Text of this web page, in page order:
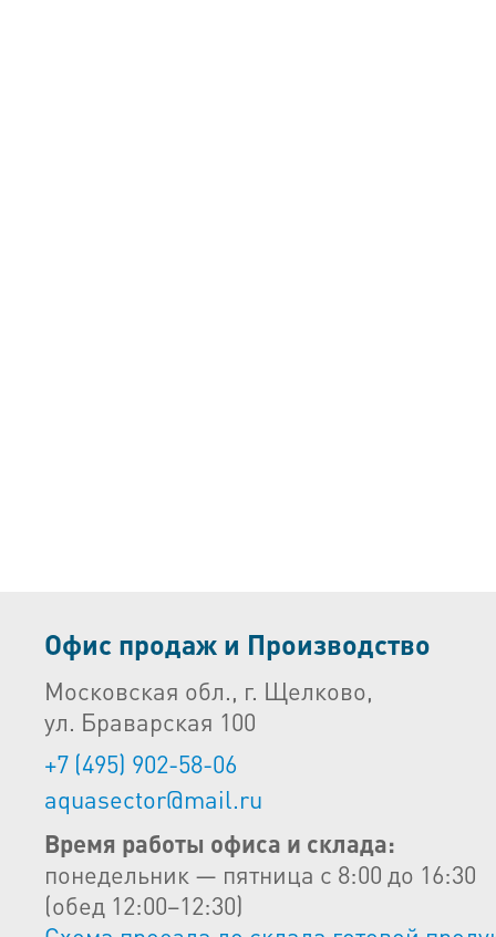
Офис продаж и Производство
Московская обл., г. Щелково,
ул. Браварская 100
+7 (495) 902-58-06
aquasector@mail.ru
Время работы офиса и склада:
понедельник — пятница с 8:00 до 16:30
(обед 12:00–12:30)